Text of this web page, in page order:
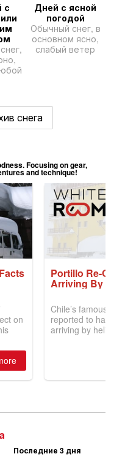
с
Дней с ясной
погодой
Обычный снег, в
основном ясно,
слабый ветер
снега
Последние 3 дня